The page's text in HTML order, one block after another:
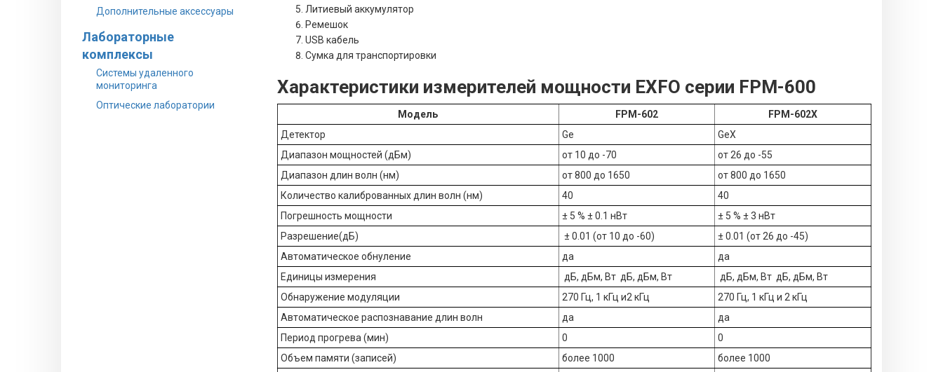
Дополнительные аксессуары
Лабораторные
комплексы
Системы удаленного
мониторинга
Оптические лаборатории
Литиевый аккумулятор
Ремешок
USB кабель
Сумка для транспортировки
Характеристики измерителей мощности EXFO серии FPM-600
Модель FPM-602
FPM-602X
Детектор
Ge
GeX
Диапазон мощностей (дБм)
от 10 до -70
от 26 до -55
Диапазон длин волн (нм)
от 800 до 1650
от 800 до 1650
Количество калиброванных длин волн (нм)
40
40
Погрешность мощности
± 5 % ± 0.1 нВт
± 5 % ± 3 нВт
Разрешение(дБ)
± 0.01 (от 10 до -60)
± 0.01 (от 26 до -45)
Автоматическое обнуление
да
да
Единицы измерения
дБ, дБм, Вт дБ, дБм, Вт
дБ, дБм, Вт дБ, дБм, Вт
Обнаружение модуляции
270 Гц, 1 кГц и2 кГц
270 Гц, 1 кГц и 2 кГц
Автоматическое распознавание длин волн
да
да
Период прогрева (мин)
0
0
Объем памяти (записей)
более 1000
более 1000